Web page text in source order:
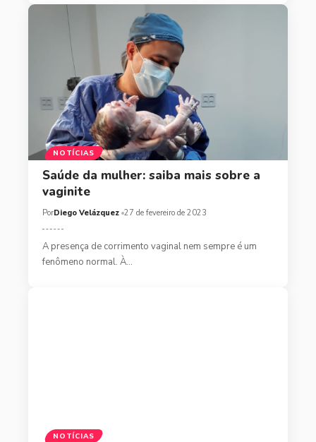
NOTÍCIAS
Saúde da mulher: saiba mais sobre a
vaginite
PorDiego Velázquez 27 de fevereiro de 2023
A presença de corrimento vaginal nem sempre é um
fenômeno normal. À…
NOTÍCIAS